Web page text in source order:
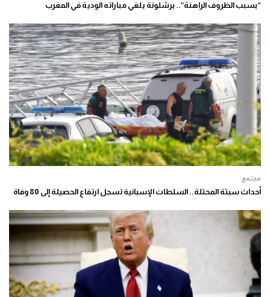
“بسبب الظروف الراهنة”.. برشلونة يلغي مباراته الودية في المغرب
مجتمع
أحداث سبتة المحتلة.. السلطات الإسبانية تسجل ارتفاع الحصيلة إلى 80 وفاة